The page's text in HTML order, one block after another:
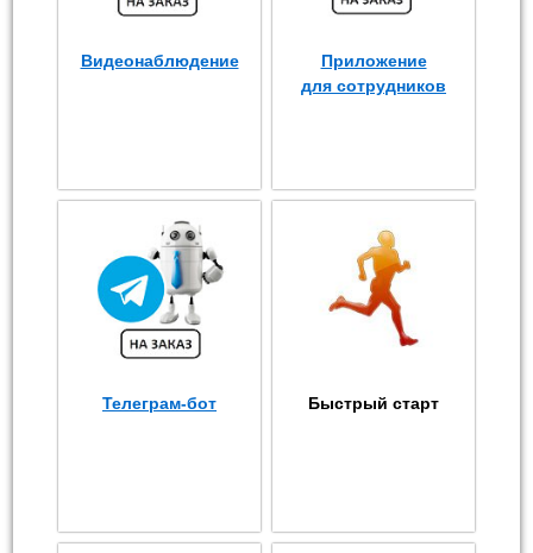
Видеонаблюдение
Приложение
для сотрудников
Телеграм-бот Быстрый старт